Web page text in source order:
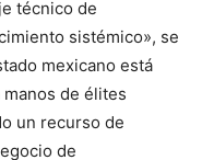
técnico de
sistémico», se
mexicano está
de élites
un recurso de
de